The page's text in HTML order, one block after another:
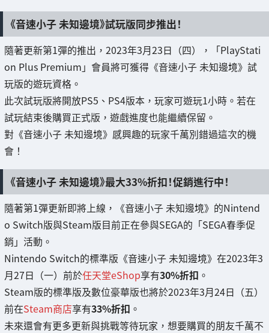
《音速小子 未知邊境》試玩版同步推出！
隨著更新第1彈的推出，2023年3月23日（四），「PlayStati
on Plus Premium」會員將可獲得《音速小子 未知邊境》試
玩版的遊玩資格。
此次試玩版將開放PS5、PS4版本，玩家可遊玩1小時。若在
試玩結束後購買正式版，遊戲進度也能繼續保留。
對《音速小子 未知邊境》感興趣的玩家千萬別錯過這次的機
會！
《音速小子 未知邊境》最大33%折扣！促銷進行中！
隨著第1彈更新即將上線，《音速小子 未知邊境》的Nintend
o Switch版與Steam版目前正在參與SEGA的「SEGA春季促
銷」活動。
Nintendo Switch的標準版《音速小子 未知邊境》在2023年3
月27日（一）前於任天堂eShop享有30%折扣 。
Steam版的標準版及數位豪華版也將於2023年3月24日（五）
前在Steam商店享有33%折扣 。
未來還會有更多更新與挑戰等待玩家，想要購買的朋友千萬不